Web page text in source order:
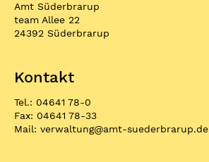
Amt Süderbrarup
team Allee 22
24392 Süderbrarup
Kontakt
Tel.: 04641 78-0
Fax: 04641 78-33
Mail: verwaltung@amt-suederbrarup.de